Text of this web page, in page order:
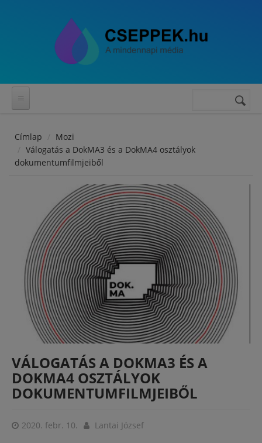
Keresés
Címlap
Mozi
Válogatás a DokMA3 és a DokMA4 osztályok
dokumentumfilmjeiből
VÁLOGATÁS A DOKMA3 ÉS A
DOKMA4 OSZTÁLYOK
DOKUMENTUMFILMJEIBŐL
2020. febr. 10. Lantai József